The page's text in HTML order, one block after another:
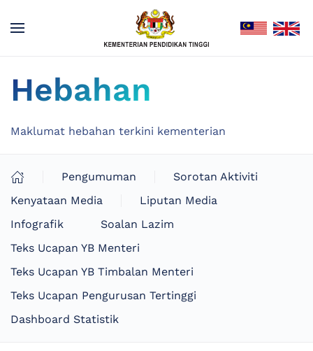
Hebahan
Maklumat hebahan terkini kementerian
Pengumuman
Sorotan Aktiviti
Kenyataan Media
Liputan Media
Infografik
Soalan Lazim
Teks Ucapan YB Menteri
Teks Ucapan YB Timbalan Menteri
Teks Ucapan Pengurusan Tertinggi
Dashboard Statistik